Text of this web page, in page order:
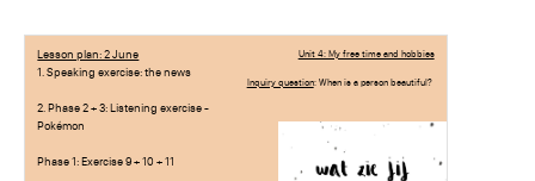
Lesson plan: 2 June
1. Speaking exercise: the news
2. Phase 2 + 3: Listening exercise -
Pokémon
Phase 1: Exercise 9 + 10 + 11
Unit 4: My free time and hobbies
Inquiry question: When is a person beautiful?